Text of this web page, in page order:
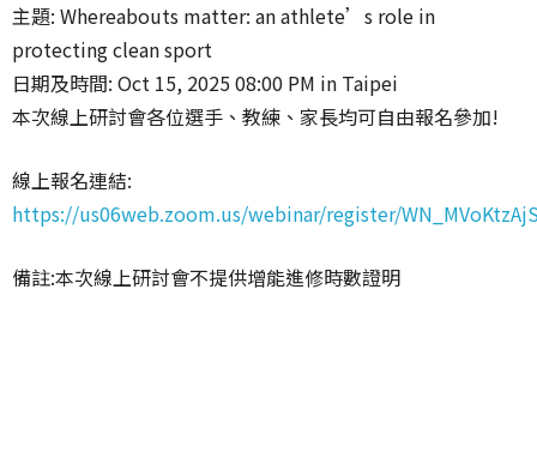
主題: Whereabouts matter: an athlete’s role in
protecting clean sport
日期及時間: Oct 15, 2025 08:00 PM in Taipei
本次線上研討會各位選手、教練、家長均可自由報名參加!
線上報名連結:
https://us06web.zoom.us/webinar/register/
備註:本次線上研討會不提供增能進修時數證明